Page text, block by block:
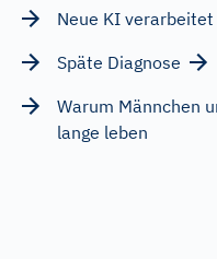
Neue KI
Späte Diagnose
Warum Männchen
lange leben